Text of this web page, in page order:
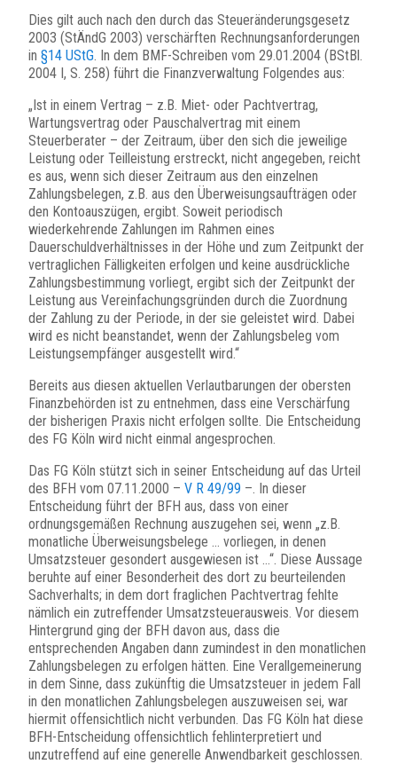
Dies gilt auch nach den durch das Steueränderungsgesetz
2003 (StÄndG 2003) verschärften Rechnungsanforderungen
in §14 UStG. In dem BMF-Schreiben vom 29.01.2004 (BStBl.
2004 I, S. 258) führt die Finanzverwaltung Folgendes aus:
„Ist in einem Vertrag – z.B. Miet- oder Pachtvertrag,
Wartungsvertrag oder Pauschalvertrag mit einem
Steuerberater – der Zeitraum, über den sich die jeweilige
Leistung oder Teilleistung erstreckt, nicht angegeben, reicht
es aus, wenn sich dieser Zeitraum aus den einzelnen
Zahlungsbelegen, z.B. aus den Überweisungsaufträgen oder
den Kontoauszügen, ergibt. Soweit periodisch
wiederkehrende Zahlungen im Rahmen eines
Dauerschuldverhältnisses in der Höhe und zum Zeitpunkt der
vertraglichen Fälligkeiten erfolgen und keine ausdrückliche
Zahlungsbestimmung vorliegt, ergibt sich der Zeitpunkt der
Leistung aus Vereinfachungsgründen durch die Zuordnung
der Zahlung zu der Periode, in der sie geleistet wird. Dabei
wird es nicht beanstandet, wenn der Zahlungsbeleg vom
Leistungsempfänger ausgestellt wird.“
Bereits aus diesen aktuellen Verlautbarungen der obersten
Finanzbehörden ist zu entnehmen, dass eine Verschärfung
der bisherigen Praxis nicht erfolgen sollte. Die Entscheidung
des FG Köln wird nicht einmal angesprochen.
Das FG Köln stützt sich in seiner Entscheidung auf das Urteil
des BFH vom 07.11.2000 – V R 49/99 –. In dieser
Entscheidung führt der BFH aus, dass von einer
ordnungsgemäßen Rechnung auszugehen sei, wenn „z.B.
monatliche Überweisungsbelege … vorliegen, in denen
Umsatzsteuer gesondert ausgewiesen ist …“. Diese Aussage
beruhte auf einer Besonderheit des dort zu beurteilenden
Sachverhalts; in dem dort fraglichen Pachtvertrag fehlte
nämlich ein zutreffender Umsatzsteuerausweis. Vor diesem
Hintergrund ging der BFH davon aus, dass die
entsprechenden Angaben dann zumindest in den monatlichen
Zahlungsbelegen zu erfolgen hätten. Eine Verallgemeinerung
in dem Sinne, dass zukünftig die Umsatzsteuer in jedem Fall
in den monatlichen Zahlungsbelegen auszuweisen sei, war
hiermit offensichtlich nicht verbunden. Das FG Köln hat diese
BFH-Entscheidung offensichtlich fehlinterpretiert und
unzutreffend auf eine generelle Anwendbarkeit geschlossen.